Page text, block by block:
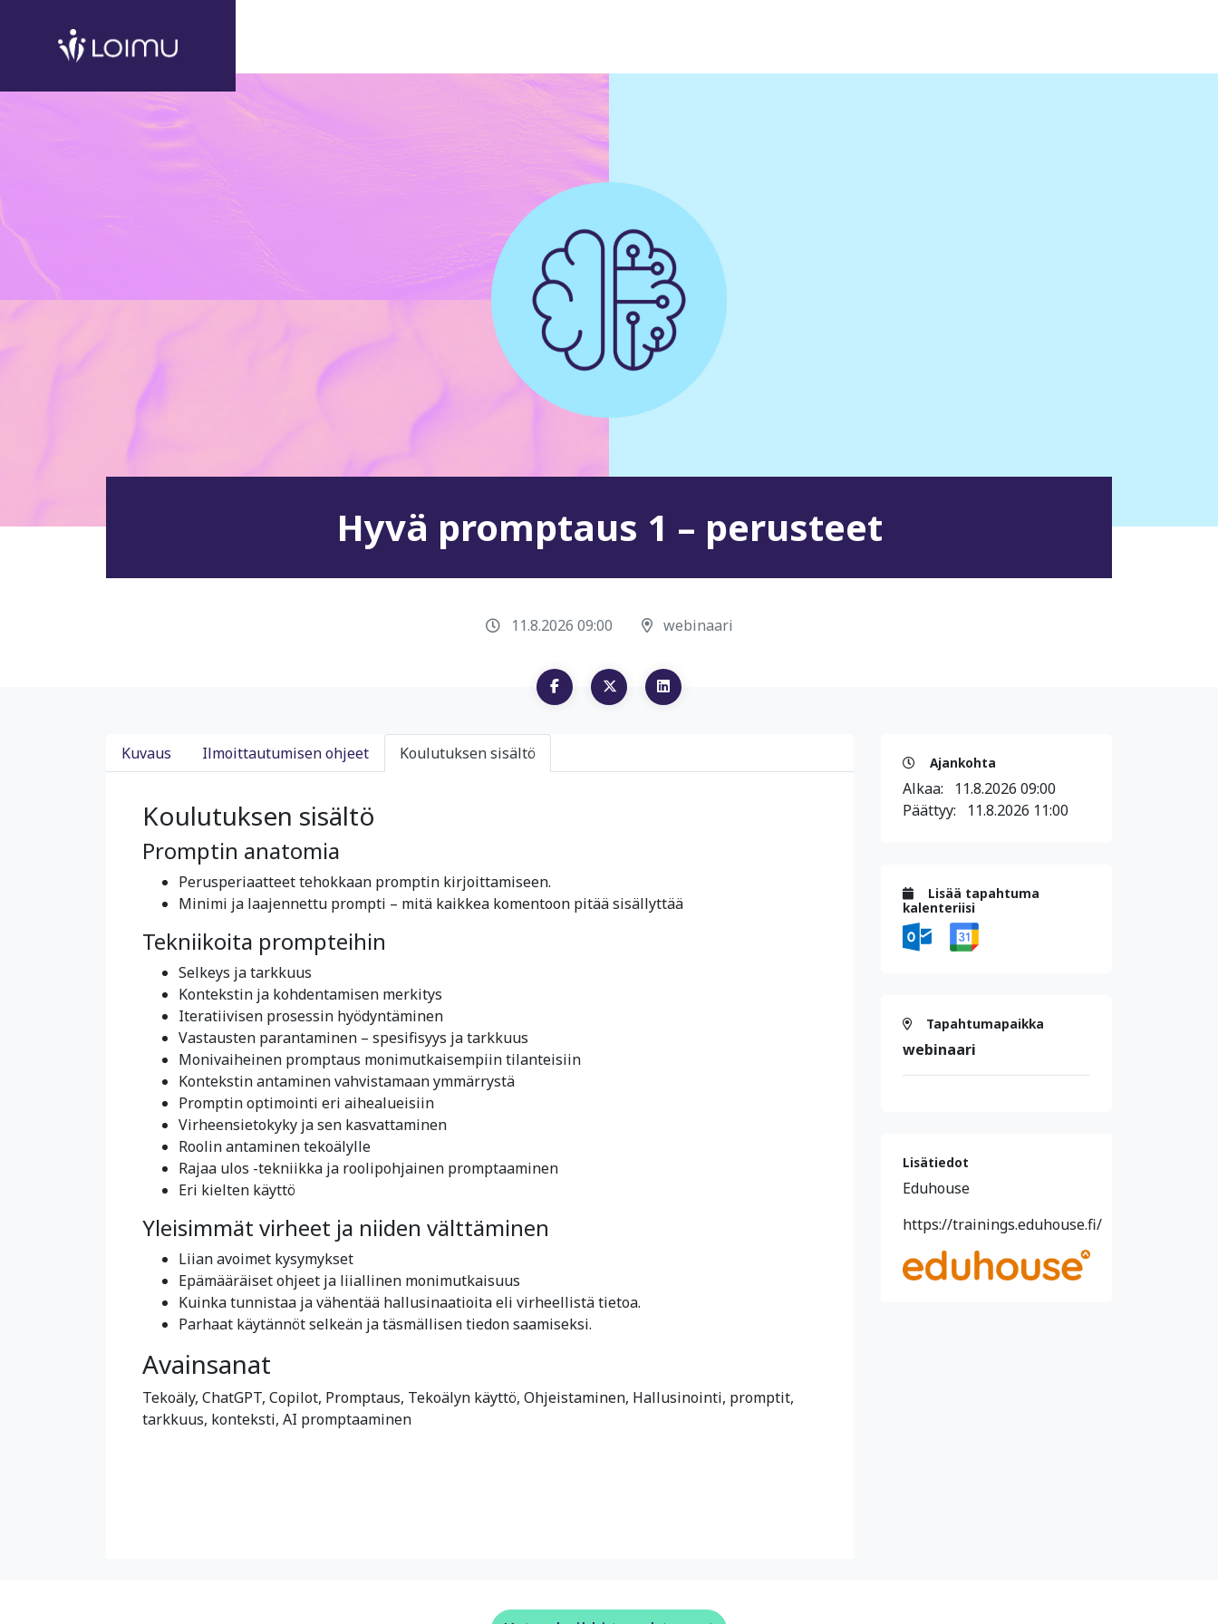
Hyvä promptaus 1 – perusteet
11.8.2026 09:00 webinaari
Kuvaus Ilmoittautumisen ohjeet Koulutuksen sisältö
Koulutuksen sisältö
Promptin anatomia
Perusperiaatteet tehokkaan promptin kirjoittamiseen.
Minimi ja laajennettu prompti – mitä kaikkea komentoon pitää sisällyttää
Tekniikoita prompteihin
Selkeys ja tarkkuus
Kontekstin ja kohdentamisen merkitys
Iteratiivisen prosessin hyödyntäminen
Vastausten parantaminen – spesifisyys ja tarkkuus
Monivaiheinen promptaus monimutkaisempiin tilanteisiin
Kontekstin antaminen vahvistamaan ymmärrystä
Promptin optimointi eri aihealueisiin
Virheensietokyky ja sen kasvattaminen
Roolin antaminen tekoälylle
Rajaa ulos -tekniikka ja roolipohjainen promptaaminen
Eri kielten käyttö
Yleisimmät virheet ja niiden välttäminen
Liian avoimet kysymykset
Epämääräiset ohjeet ja liiallinen monimutkaisuus
Kuinka tunnistaa ja vähentää hallusinaatioita eli virheellistä tietoa.
Parhaat käytännöt selkeän ja täsmällisen tiedon saamiseksi.
Avainsanat
Tekoäly, ChatGPT, Copilot, Promptaus, Tekoälyn käyttö, Ohjeistaminen, Hallusinointi, promptit,
tarkkuus, konteksti, AI promptaaminen
Ajankohta
Alkaa: 11.8.2026 09:00
Päättyy: 11.8.2026 11:00
Lisää tapahtuma
kalenteriisi
Tapahtumapaikka
webinaari
Lisätiedot
Eduhouse
https://trainings.eduhouse.fi/